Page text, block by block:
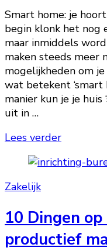
Smart home: je
begin klonk het nog
maar inmiddels
maken steeds meer
mogelijkheden om je
wat betekent ‘smart
manier kun je je huis
uit in …
Lees verder
Zakelijk
10 Dingen
productief